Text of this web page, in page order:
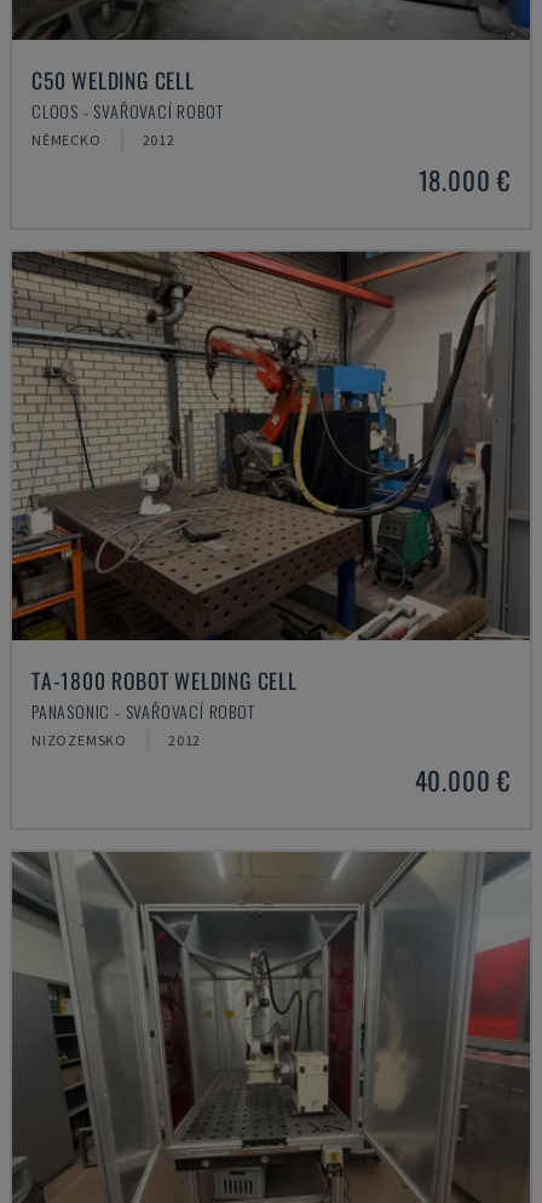
C50 WELDING CELL
CLOOS - SVAŘOVACÍ ROBOT
NĚMECKO 2012
18.000 €
TA-1800 ROBOT WELDING CELL
PANASONIC - SVAŘOVACÍ ROBOT
NIZOZEMSKO 2012
40.000 €